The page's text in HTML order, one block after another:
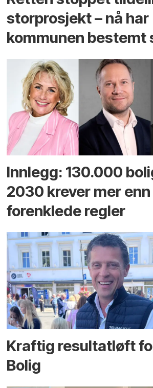
storprosjekt – nå har
kommunen bestemt
Innlegg: 130.000
2030 krever mer enn
forenklede regler
Kraftig resultatløft
Bolig